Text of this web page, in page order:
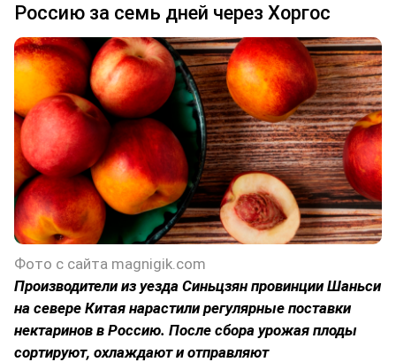
Россию за семь дней через Хоргос
Фото с сайта magnigik.com
Производители из уезда Синьцзян провинции Шаньси
на севере Китая нарастили регулярные поставки
нектаринов в Россию. После сбора урожая плоды
сортируют, охлаждают и отправляют